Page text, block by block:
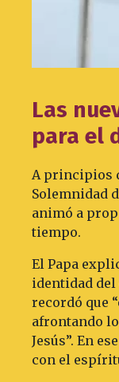
Las
para el
A principios
Solemnidad
animó a
tiempo.
El Papa
identidad del
recordó que
afrontando
Jesús”. En
con el